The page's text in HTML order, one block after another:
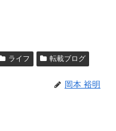
ライフ 転載ブログ
岡本 裕明